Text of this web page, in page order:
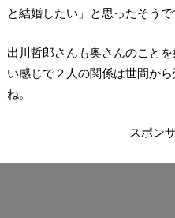
と結婚したい」と思ったそうで
出川哲郎さんも奥さんのこと
い感じで２人の関係は世間か
ね。
スポン